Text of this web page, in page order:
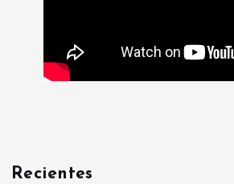
Recientes